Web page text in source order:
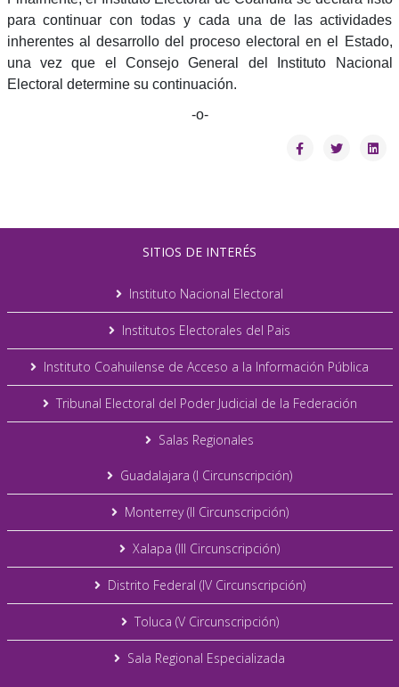
para continuar con todas y cada una de las actividades
inherentes al desarrollo del proceso electoral en el Estado,
una vez que el Consejo General del Instituto Nacional
Electoral determine su continuación.
-o-
SITIOS DE INTERÉS
Instituto Nacional Electoral
Institutos Electorales del Pais
Instituto Coahuilense de Acceso a la Información Pública
Tribunal Electoral del Poder Judicial de la Federación
Salas Regionales
Guadalajara (I Circunscripción)
Monterrey (II Circunscripción)
Xalapa (III Circunscripción)
Distrito Federal (IV Circunscripción)
Toluca (V Circunscripción)
Sala Regional Especializada